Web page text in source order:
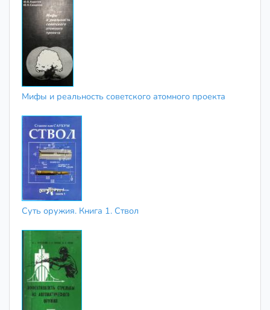
Мифы и реальность советского атомного проекта
Суть оружия. Книга 1. Ствол